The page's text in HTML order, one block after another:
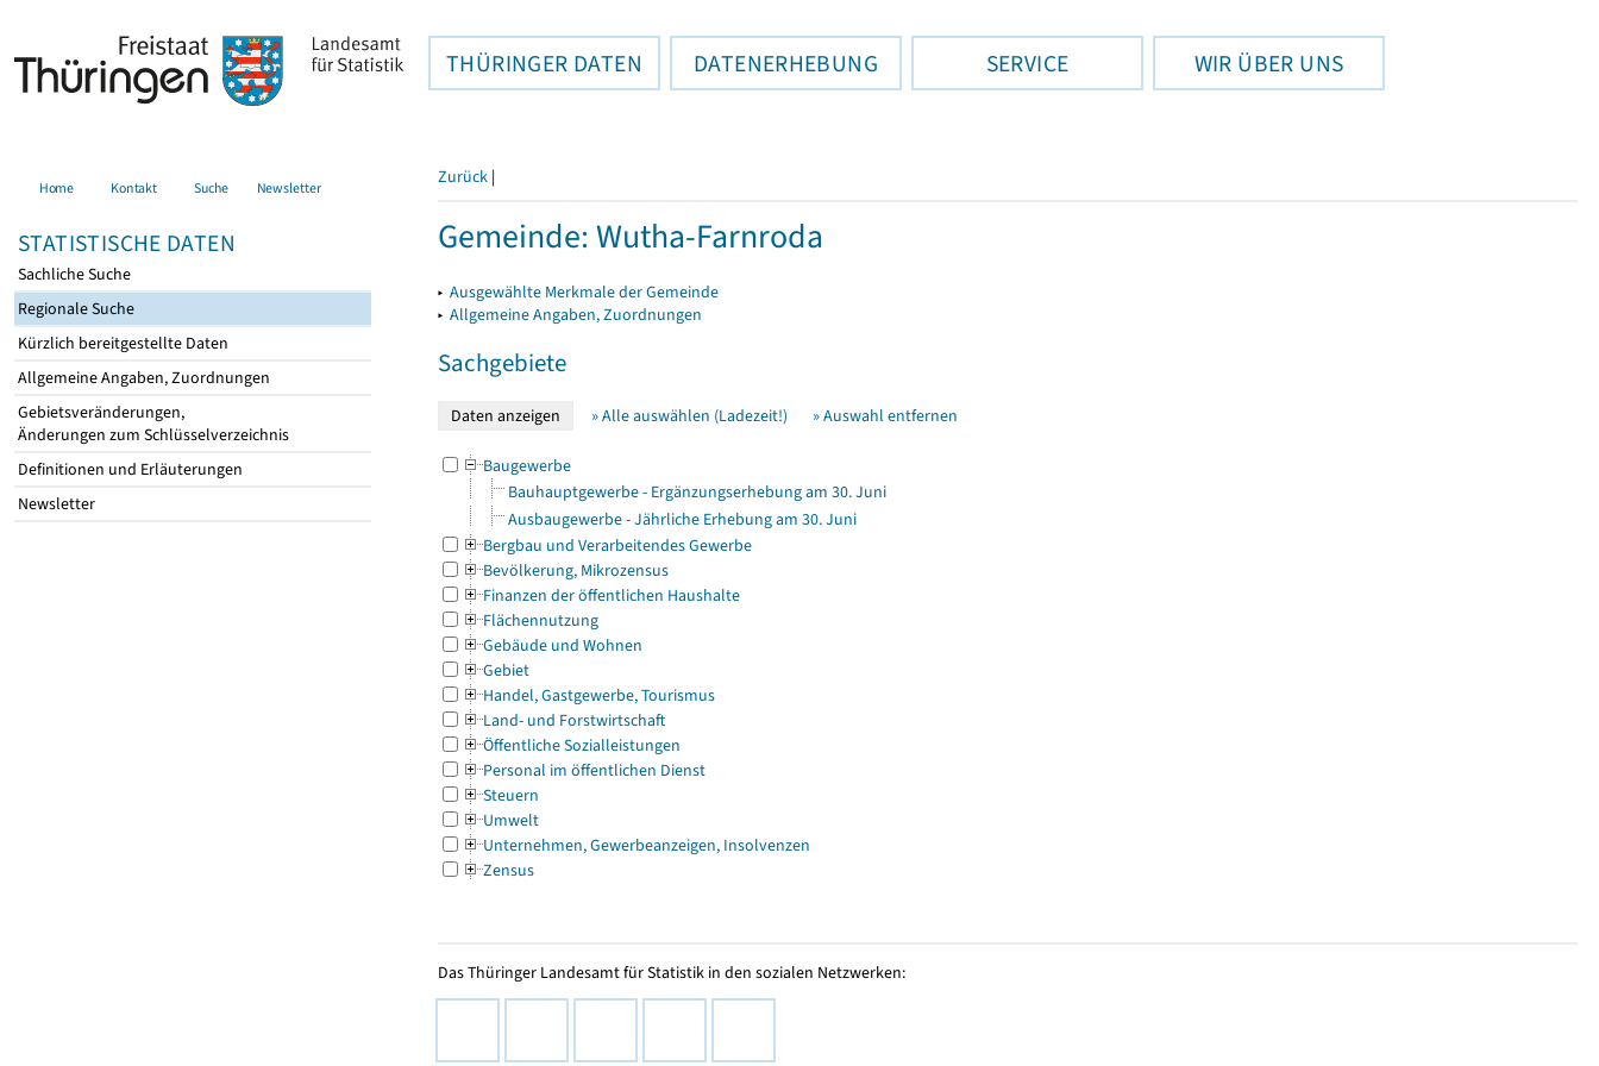
THÜRINGER DATEN DATENERHEBUNG SERVICE WIR ÜBER UNS
Home Kontakt Suche Newsletter
STATISTISCHE DATEN
Sachliche Suche
Regionale Suche
Kürzlich bereitgestellte Daten
Allgemeine Angaben, Zuordnungen
Gebietsveränderungen,
Änderungen zum Schlüsselverzeichnis
Definitionen und Erläuterungen
Newsletter
Zurück |
Gemeinde: Wutha-Farnroda
▸ Ausgewählte Merkmale der Gemeinde
▸ Allgemeine Angaben, Zuordnungen
Sachgebiete
» Alle auswählen (Ladezeit!) » Auswahl entfernen
Baugewerbe
Bauhauptgewerbe - Ergänzungserhebung am 30. Juni
Ausbaugewerbe - Jährliche Erhebung am 30. Juni
Bergbau und Verarbeitendes Gewerbe
Bevölkerung, Mikrozensus
Finanzen der öffentlichen Haushalte
Flächennutzung
Gebäude und Wohnen
Gebiet
Handel, Gastgewerbe, Tourismus
Land- und Forstwirtschaft
Öffentliche Sozialleistungen
Personal im öffentlichen Dienst
Steuern
Umwelt
Unternehmen, Gewerbeanzeigen, Insolvenzen
Zensus
Das Thüringer Landesamt für Statistik in den sozialen Netzwerken: